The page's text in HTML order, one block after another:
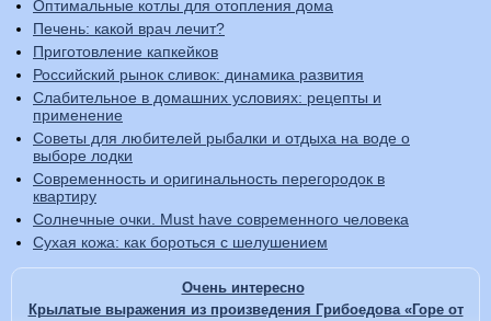
Оптимальные котлы для отопления дома
Печень: какой врач лечит?
Приготовление капкейков
Российский рынок сливок: динамика развития
Слабительное в домашних условиях: рецепты и
применение
Советы для любителей рыбалки и отдыха на воде о
выборе лодки
Современность и оригинальность перегородок в
квартиру
Солнечные очки. Must have современного человека
Сухая кожа: как бороться с шелушением
Очень интересно
Крылатые выражения из произведения Грибоедова «Горе от